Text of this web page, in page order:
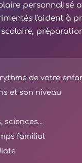
personnalisé
l'aident à
de votre
et son niveau
sciences...
familial